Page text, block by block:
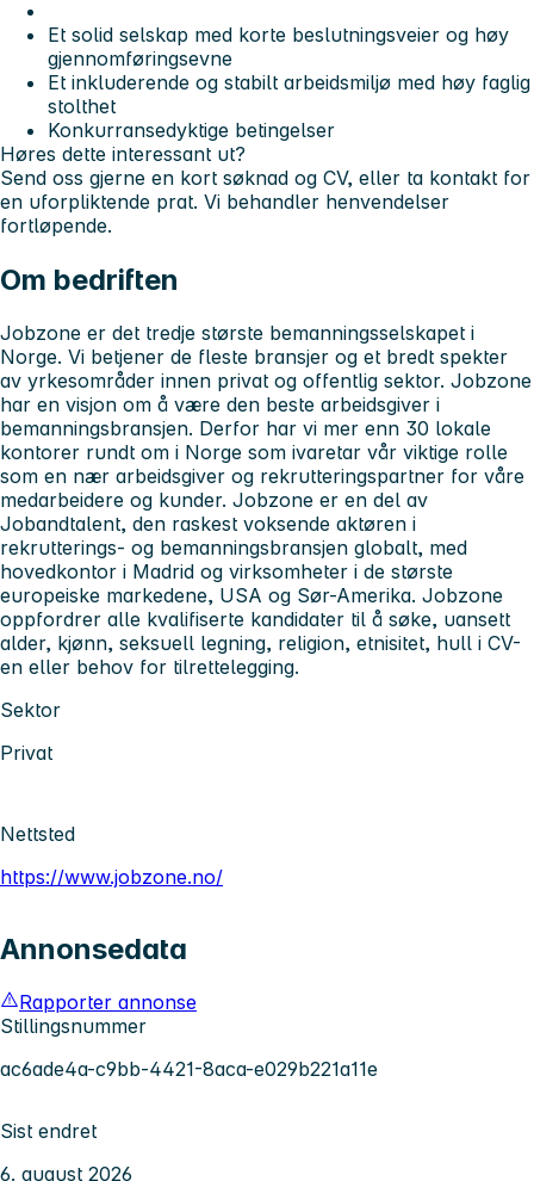
Et solid selskap med korte beslutningsveier og høy
gjennomføringsevne
Et inkluderende og stabilt arbeidsmiljø med høy faglig
stolthet
Konkurransedyktige betingelser
Høres dette interessant ut?
Send oss gjerne en kort søknad og CV, eller ta kontakt for
en uforpliktende prat. Vi behandler henvendelser
fortløpende.
Om bedriften
Jobzone er det tredje største bemanningsselskapet i
Norge. Vi betjener de fleste bransjer og et bredt spekter
av yrkesområder innen privat og offentlig sektor. Jobzone
har en visjon om å være den beste arbeidsgiver i
bemanningsbransjen. Derfor har vi mer enn 30 lokale
kontorer rundt om i Norge som ivaretar vår viktige rolle
som en nær arbeidsgiver og rekrutteringspartner for våre
medarbeidere og kunder. Jobzone er en del av
Jobandtalent, den raskest voksende aktøren i
rekrutterings- og bemanningsbransjen globalt, med
hovedkontor i Madrid og virksomheter i de største
europeiske markedene, USA og Sør-Amerika. Jobzone
oppfordrer alle kvalifiserte kandidater til å søke, uansett
alder, kjønn, seksuell legning, religion, etnisitet, hull i CV-
en eller behov for tilrettelegging.
Sektor
Privat
Nettsted
https://www.jobzone.no/
Annonsedata
Rapporter annonse
Stillingsnummer
ac6ade4a-c9bb-4421-8aca-e029b221a11e
Sist endret
6. august 2026